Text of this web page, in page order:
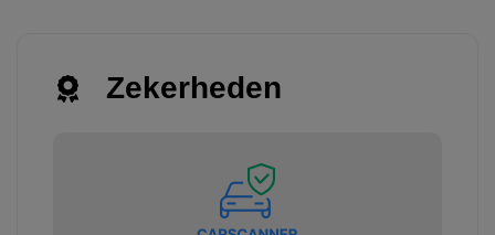
Zekerheden